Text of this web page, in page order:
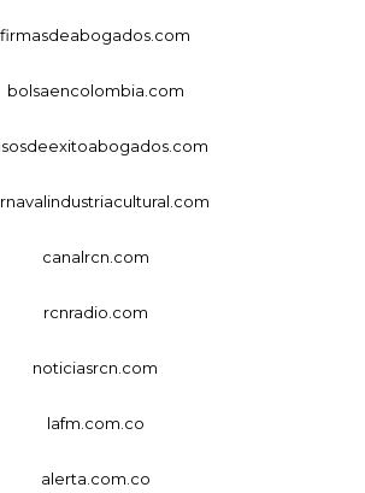
firmasdeabogados.com
bolsaencolombia.com
canalrcn.com
rcnradio.com
noticiasrcn.com
lafm.com.co
alerta.com.co